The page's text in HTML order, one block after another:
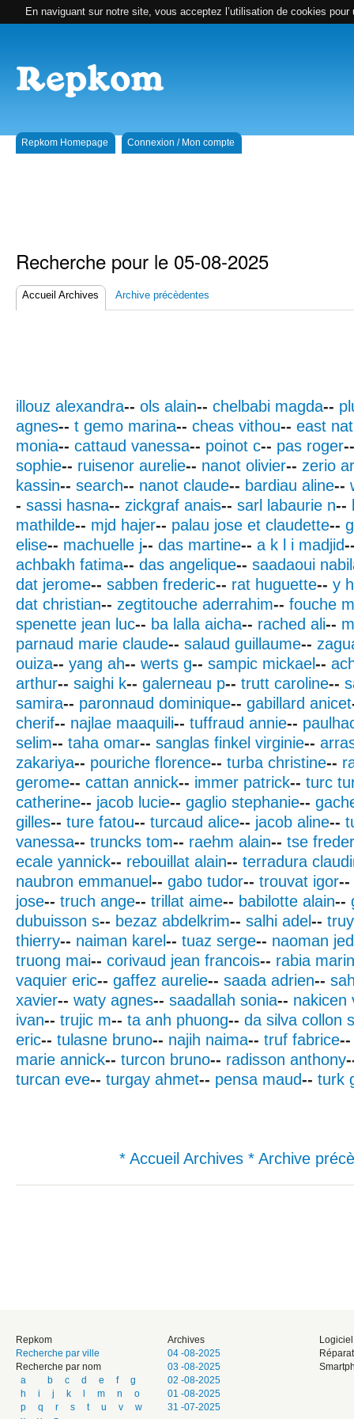
En naviguant sur notre site, vous acceptez l’utilisation de cookies
Repkom Homepage Connexion / Mon compte
Recherche pour le 05-08-2025
Accueil Archives Archive précèdentes
illouz alexandra-- ols alain-- chelbabi magda--
agnes-- t gemo marina-- cheas vithou-- east
monia-- cattaud vanessa-- poinot c-- pas roger--
sophie-- ruisenor aurelie-- nanot olivier-- zerio
kassin-- search-- nanot claude-- bardiau aline--
- sassi hasna-- zickgraf anais-- sarl labaurie n--
mathilde-- mjd hajer-- palau jose et claudette--
elise-- machuelle j-- das martine-- a k l i madjid
achbakh fatima-- das angelique-- saadaoui
dat jerome-- sabben frederic-- rat huguette-- y
dat christian-- zegtitouche aderrahim-- fouche m
spenette jean luc-- ba lalla aicha-- rached ali--
parnaud marie claude-- salaud guillaume--
ouiza-- yang ah-- werts g-- sampic mickael--
arthur-- saighi k-- galerneau p-- trutt caroline--
samira-- paronnaud dominique-- gabillard anicet
cherif-- najlae maaquili-- tuffraud annie--
selim-- taha omar-- sanglas finkel virginie--
zakariya-- pouriche florence-- turba christine--
gerome-- cattan annick-- immer patrick-- turc
catherine-- jacob lucie-- gaglio stephanie--
gilles-- ture fatou-- turcaud alice-- jacob aline--
vanessa-- truncks tom-- raehm alain-- tse
ecale yannick-- rebouillat alain-- terradura
naubron emmanuel-- gabo tudor-- trouvat igor--
jose-- truch ange-- trillat aime-- babilotte alain--
dubuisson s-- bezaz abdelkrim-- salhi adel--
thierry-- naiman karel-- tuaz serge-- naoman jed
truong mai-- corivaud jean francois-- rabia
vaquier eric-- gaffez aurelie-- saada adrien--
xavier-- waty agnes-- saadallah sonia-- nakicen
ivan-- trujic m-- ta anh phuong-- da silva collon
eric-- tulasne bruno-- najih naima-- truf fabrice--
marie annick-- turcon bruno-- radisson anthony
turcan eve-- turgay ahmet-- pensa maud-- turk
* Accueil Archives * Archive
Repkom
Recherche par ville
Recherche par nom
a
b c d e f
g
h
i j k m n
o
p
q r s t u v
w
Archives
04 -08-2025
03 -08-2025
02 -08-2025
01 -08-2025
31 -07-2025